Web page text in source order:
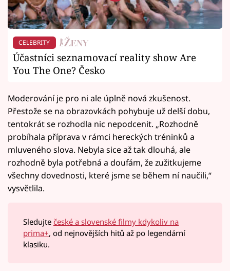
CELEBRITY
Účastníci seznamovací reality show Are
You The One? Česko
Moderování je pro ni ale úplně nová zkušenost.
Přestože se na obrazovkách pohybuje už delší dobu,
tentokrát se rozhodla nic nepodcenit. „Rozhodně
probíhala příprava v rámci hereckých tréninků a
mluveného slova. Nebyla sice až tak dlouhá, ale
rozhodně byla potřebná a doufám, že zužitkujeme
všechny dovednosti, které jsme se během ní naučili,“
vysvětlila.
Sledujte české a slovenské filmy kdykoliv na
prima+, od nejnovějších hitů až po legendární
klasiku.